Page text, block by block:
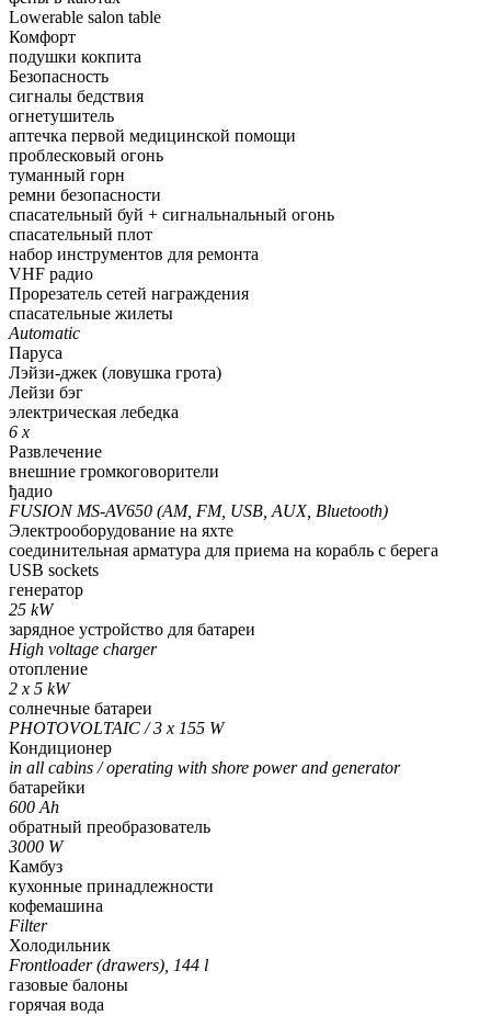
Lowerable salon table
Комфорт
подушки кокпита
Безопасность
сигналы бедствия
огнетушитель
аптечка первой медицинской помощи
проблесковый огонь
туманный горн
ремни безопасности
спасательный буй + сигнальнальный огонь
спасательный плот
набор инструментов для ремонта
VHF радио
Прорезатель сетей награждения
спасательные жилеты
Automatic
Паруса
Лэйзи-джек (ловушка грота)
Лейзи бэг
электрическая лебедка
6 x
Развлечение
внешние громкоговорители
ђадио
FUSION MS-AV650 (AM, FM, USB, AUX, Bluetooth)
Электрооборудование на яхте
соединительная арматура для приема на корабль с берега
USB sockets
генератор
25 kW
зарядное устройство для батареи
High voltage charger
отопление
2 x 5 kW
солнечные батареи
PHOTOVOLTAIC / 3 x 155 W
Кондиционер
in all cabins / operating with shore power and generator
батарейки
600 Ah
обратный преобразователь
3000 W
Камбуз
кухонные принадлежности
кофемашина
Filter
Холодильник
Frontloader (drawers), 144 l
газовые балоны
горячая вода